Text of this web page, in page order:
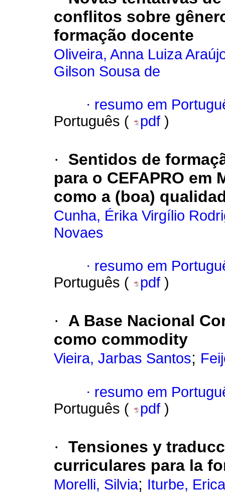
conflitos sobre
formação docente
Oliveira, Anna Luiza
Gilson Sousa de
· resumo em
Português (
pdf )
·
Sentidos de
para o CEFAPRO
como a (boa)
Cunha, Érika Virgílio
Novaes
· resumo em
Português (
pdf )
·
A Base Nacional
como commodity
Vieira, Jarbas Santos;
· resumo em
Português (
pdf )
· Tensiones y
curriculares para la
Morelli, Silvia; Iturbe, Erica